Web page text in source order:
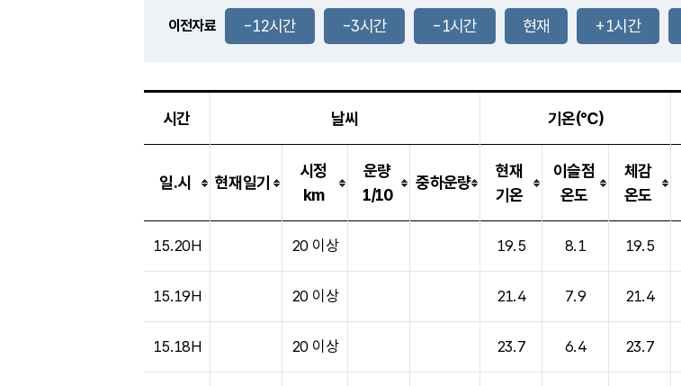
1.0m/s
33.1
℃
-
-mm
이전자료 -12시간 -3시간 -1시간 현재 +1시간
시간 날씨 기온(℃)
일.시 현재일기
시정
km
운량
1/10
중하운량
현재
기온
이슬점
온도
체감
온도
15.20H 20 이상 19.5 8.1 19.5
15.19H 20 이상 21.4 7.9 21.4
15.18H 20 이상 23.7 6.4 23.7